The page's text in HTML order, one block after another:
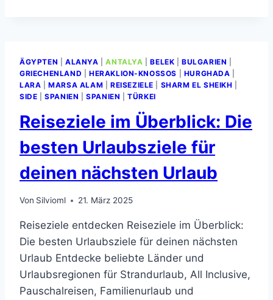
DAS
FÜR
DICH?
ÄGYPTEN ALANYA |ANTALYA |BELEK |BULGARIEN
GRIECHENLAND
HERAKLION-KNOSSOS HURGHADA
LARA |MARSA ALAM REISEZIELE SHARM EL SHEIKH
SIDE |SPANIEN |SPANIEN |TÜRKEI
Reiseziele im Überblick: Die
besten Urlaubsziele für
deinen nächsten Urlaub
Von Silvioml 21. März 2025
Reiseziele entdecken Reiseziele im Überblick:
Die besten Urlaubsziele für deinen nächsten
Urlaub Entdecke beliebte Länder und
Urlaubsregionen für Strandurlaub, All Inclusive,
Pauschalreisen, Familienurlaub und